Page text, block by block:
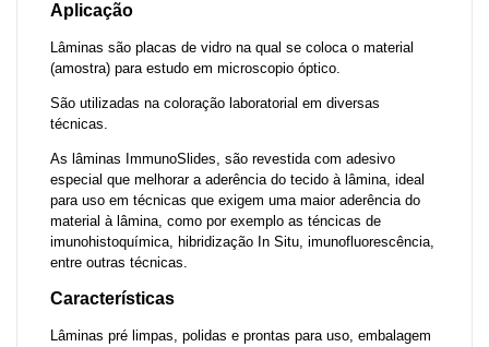
Aplicação
Lâminas são placas de vidro na qual se coloca o material
(amostra) para estudo em microscopio óptico.
São utilizadas na coloração laboratorial em diversas
técnicas.
As lâminas ImmunoSlides, são revestida com adesivo
especial que melhorar a aderência do tecido à lâmina, ideal
para uso em técnicas que exigem uma maior aderência do
material à lâmina, como por exemplo as téncicas de
imunohistoquímica, hibridização In Situ, imunofluorescência,
entre outras técnicas.
Características
Lâminas pré limpas, polidas e prontas para uso, embalagem